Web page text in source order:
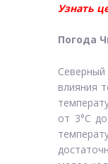
Узнать
Погода
влияния
от 3°C